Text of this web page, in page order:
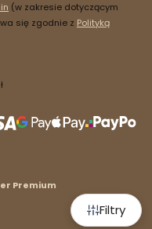
Filtry
(w zakresie dotyczącym
się zgodnie z Polityką
Premium